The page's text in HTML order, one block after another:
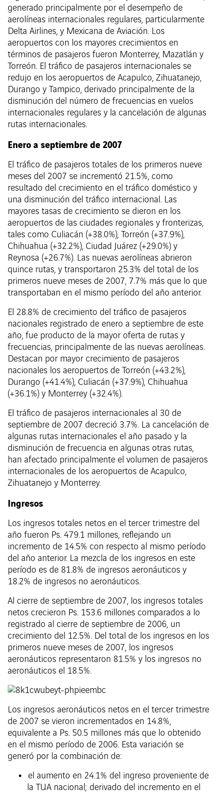
generado principalmente por el desempeño de
aerolíneas internacionales regulares, particularmente
Delta Airlines, y Mexicana de Aviación. Los
aeropuertos con los mayores crecimientos en
términos de pasajeros fueron Monterrey, Mazatlán y
Torreón. El tráfico de pasajeros internacionales se
redujo en los aeropuertos de Acapulco, Zihuatanejo,
Durango y Tampico, derivado principalmente de la
disminución del número de frecuencias en vuelos
internacionales regulares y la cancelación de algunas
rutas internacionales.
Enero a septiembre de 2007
El tráfico de pasajeros totales de los primeros nueve
meses del 2007 se incrementó 21.5%, como
resultado del crecimiento en el tráfico doméstico y
una disminución del tráfico internacional. Las
mayores tasas de crecimiento se dieron en los
aeropuertos de las ciudades regionales y fronterizas,
tales como Culiacán (+38.0%), Torreón (+37.9%),
Chihuahua (+32.2%), Ciudad Juárez (+29.0%) y
Reynosa (+26.7%). Las nuevas aerolíneas abrieron
quince rutas, y transportaron 25.3% del total de los
primeros nueve meses de 2007, 7.7% más que lo que
transportaban en el mismo período del año anterior.
El 28.8% de crecimiento del tráfico de pasajeros
nacionales registrado de enero a septiembre de este
año, fue producto de la mayor oferta de rutas y
frecuencias, principalmente de las nuevas aerolíneas.
Destacan por mayor crecimiento de pasajeros
nacionales los aeropuertos de Torreón (+43.2%),
Durango (+41.4%), Culiacán (+37.9%), Chihuahua
(+36.1%) y Monterrey (+32.4%).
El tráfico de pasajeros internacionales al 30 de
septiembre de 2007 decreció 3.7%. La cancelación de
algunas rutas internacionales el año pasado y la
disminución de frecuencia en algunas otras rutas,
han afectado principalmente el volumen de pasajeros
internacionales de los aeropuertos de Acapulco,
Zihuatanejo y Monterrey.
Ingresos
Los ingresos totales netos en el tercer trimestre del
año fueron Ps. 479.1 millones, reflejando un
incremento de 14.5% con respecto al mismo período
del año anterior. La mezcla de los ingresos en este
período es de 81.8% de ingresos aeronáuticos y
18.2% de ingresos no aeronáuticos.
Al cierre de septiembre de 2007, los ingresos totales
netos crecieron Ps. 153.6 millones comparados a lo
registrado al cierre de septiembre de 2006, un
crecimiento del 12.5%. Del total de los ingresos en los
primeros nueve meses de 2007, los ingresos
aeronáuticos representaron 81.5% y los ingresos no
aeronáuticos el 18.5%.
Los ingresos aeronáuticos netos en el tercer trimestre
de 2007 se vieron incrementados en 14.8%,
equivalente a Ps. 50.5 millones más que lo obtenido
en el mismo período de 2006. Esta variación se
generó por la combinación de:
el aumento en 24.1% del ingreso proveniente de
la TUA nacional; derivado del incremento en el